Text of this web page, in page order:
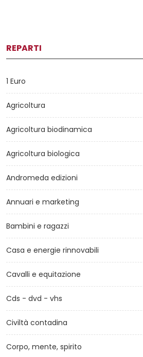
REPARTI
1 Euro
Agricoltura
Agricoltura biodinamica
Agricoltura biologica
Andromeda edizioni
Annuari e marketing
Bambini e ragazzi
Casa e energie rinnovabili
Cavalli e equitazione
Cds - dvd - vhs
Civiltà contadina
Corpo, mente, spirito